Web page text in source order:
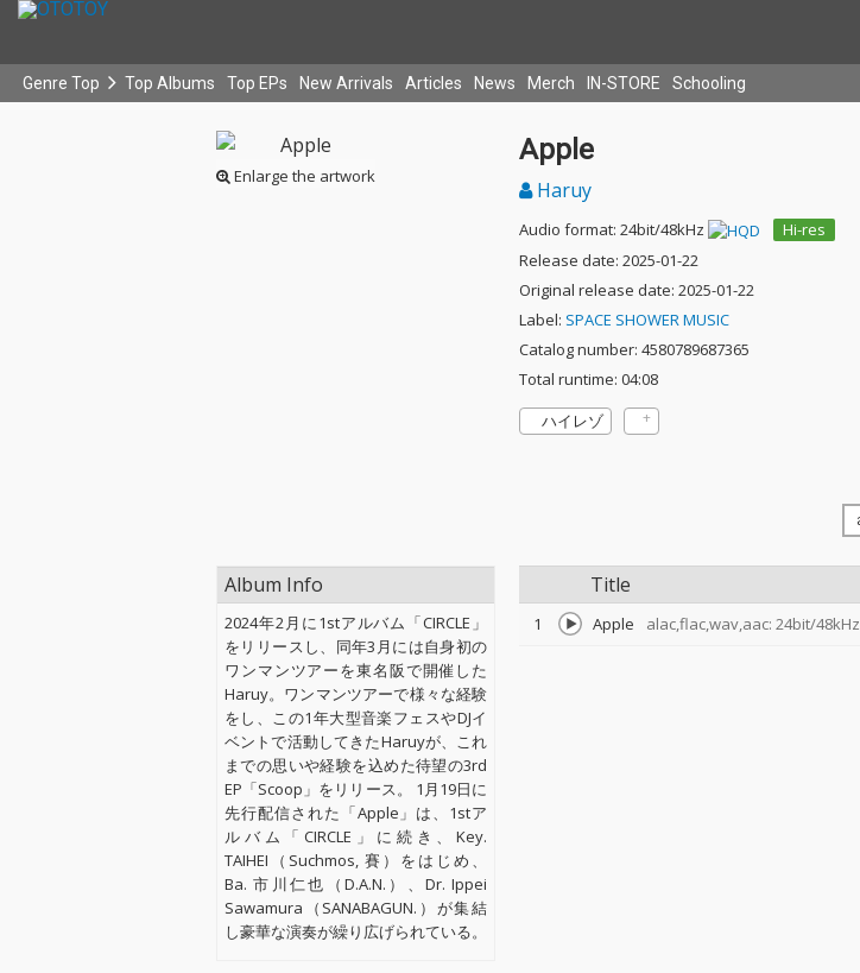
Genre Top Top Albums Top EPs New Arrivals Articles News Merch IN-STORE Schooling
Enlarge the artwork
Apple
Haruy
Audio format: 24bit/48kHz
Hi-res
Release date: 2025-01-22
Original release date: 2025-01-22
Label: SPACE SHOWER MUSIC
Catalog number: 4580789687365
Total runtime: 04:08
ハイレゾ
Title
1 Apple alac,flac,wav,aac: 24bit/48kHz
Album Info
2024年2月に1stアルバム「CIRCLE」
をリリースし、同年3月には自身初の
ワンマンツアーを東名阪で開催した
Haruy。ワンマンツアーで様々な経験
をし、この1年大型音楽フェスやDJイ
ベントで活動してきたHaruyが、これ
までの思いや経験を込めた待望の3rd
EP「Scoop」をリリース。 1月19日に
先行配信された「Apple」は、1stア
ルバム「CIRCLE」に続き、Key.
TAIHEI（Suchmos, 賽）をはじめ、
Ba. 市川仁也（D.A.N.）、Dr. Ippei
Sawamura（SANABAGUN.）が集結
し豪華な演奏が繰り広げられている。